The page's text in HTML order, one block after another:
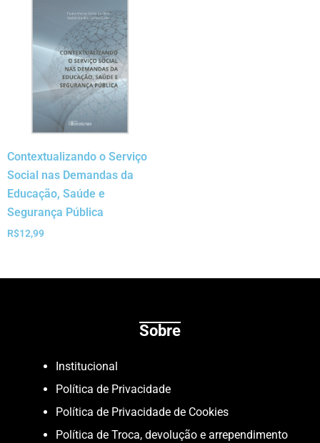
Contextualizando o Serviço
Social nas Demandas da
Educação, Saúde e
Segurança Pública
R$12,99
Sobre
Institucional
Política de Privacidade
Política de Privacidade de Cookies
Política de Troca, devolução e arrependimento